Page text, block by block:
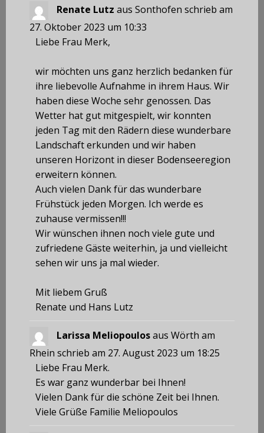
Renate Lutz aus Sonthofen schrieb am
27. Oktober 2023 um 10:33
Liebe Frau Merk,
wir möchten uns ganz herzlich bedanken für
ihre liebevolle Aufnahme in ihrem Haus. Wir
haben diese Woche sehr genossen. Das
Wetter hat gut mitgespielt, wir konnten
jeden Tag mit den Rädern diese wunderbare
Landschaft erkunden und wir haben
unseren Horizont in dieser Bodenseeregion
erweitern können.
Auch vielen Dank für das wunderbare
Frühstück jeden Morgen. Ich werde es
zuhause vermissen!!!
Wir wünschen ihnen noch viele gute und
zufriedene Gäste weiterhin, ja und vielleicht
sehen wir uns ja mal wieder.
Mit liebem Gruß
Renate und Hans Lutz
Larissa Meliopoulosaus Wörth am
Rhein schrieb am 27. August 2023 um 18:25
Liebe Frau Merk.
Es war ganz wunderbar bei Ihnen!
Vielen Dank für die schöne Zeit bei Ihnen.
Viele Grüße Familie Meliopoulos